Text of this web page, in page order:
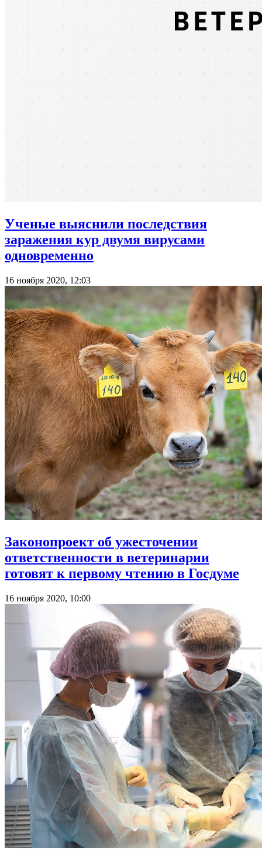
Ученые выяснили последствия
заражения кур двумя вирусами
одновременно
16 ноября 2020, 12:03
Законопроект об ужесточении
ответственности в ветеринарии
готовят к первому чтению в Госдуме
16 ноября 2020, 10:00